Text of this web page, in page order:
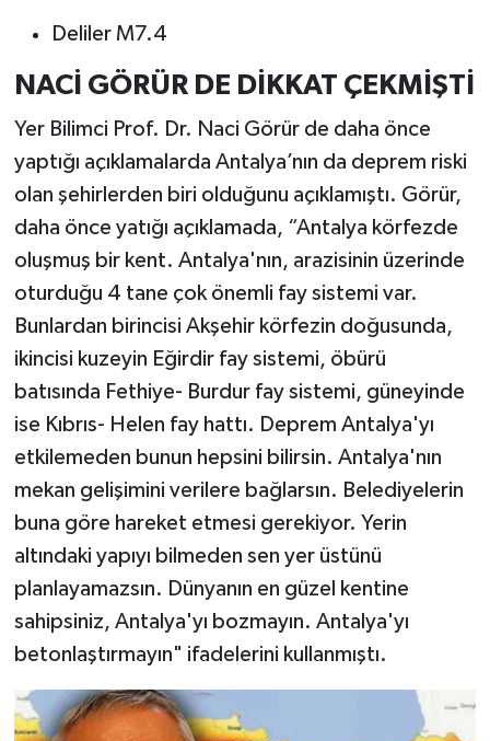
Deliler M7.4
NACİ GÖRÜR DE DİKKAT ÇEKMİŞTİ
Yer Bilimci Prof. Dr. Naci Görür de daha önce
yaptığı açıklamalarda Antalya’nın da deprem riski
olan şehirlerden biri olduğunu açıklamıştı. Görür,
daha önce yatığı açıklamada, “Antalya körfezde
oluşmuş bir kent. Antalya'nın, arazisinin üzerinde
oturduğu 4 tane çok önemli fay sistemi var.
Bunlardan birincisi Akşehir körfezin doğusunda,
ikincisi kuzeyin Eğirdir fay sistemi, öbürü
batısında Fethiye- Burdur fay sistemi, güneyinde
ise Kıbrıs- Helen fay hattı. Deprem Antalya'yı
etkilemeden bunun hepsini bilirsin. Antalya'nın
mekan gelişimini verilere bağlarsın. Belediyelerin
buna göre hareket etmesi gerekiyor. Yerin
altındaki yapıyı bilmeden sen yer üstünü
planlayamazsın. Dünyanın en güzel kentine
sahipsiniz, Antalya'yı bozmayın. Antalya'yı
betonlaştırmayın" ifadelerini kullanmıştı.